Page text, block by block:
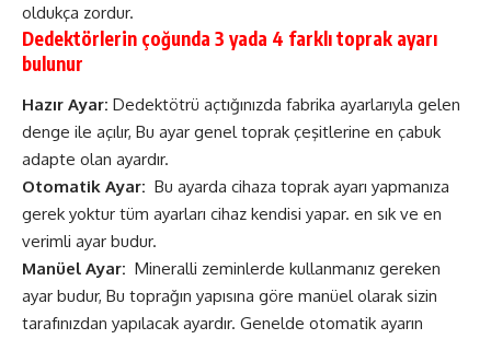
oldukça zordur.
Dedektörlerin çoğunda 3 yada 4 farklı toprak ayarı
bulunur
Hazır Ayar: Dedektötrü açtığınızda fabrika ayarlarıyla gelen
denge ile açılır, Bu ayar genel toprak çeşitlerine en çabuk
adapte olan ayardır.
Otomatik Ayar: Bu ayarda cihaza toprak ayarı yapmanıza
gerek yoktur tüm ayarları cihaz kendisi yapar. en sık ve en
verimli ayar budur.
Manüel Ayar: Mineralli zeminlerde kullanmanız gereken
ayar budur, Bu toprağın yapısına göre manüel olarak sizin
tarafınızdan yapılacak ayardır. Genelde otomatik ayarın